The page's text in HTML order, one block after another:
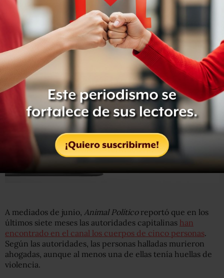
“La zona fue acordonada y se solicitaron los servicios
periciales, en tanto, de los hechos se dio parte al agente
del Ministerio Público quien realizará las investigaciones
correspondientes”, agregó.
A mediados de junio, Animal Políticoreportó que en los
últimos siete meses las autoridades capitalinas han
encontrado en el canal los cuerpos de cinco personas.
Según las autoridades, las personas halladas murieron
ahogadas, aunque al menos una de ellas tenía huellas de
violencia.